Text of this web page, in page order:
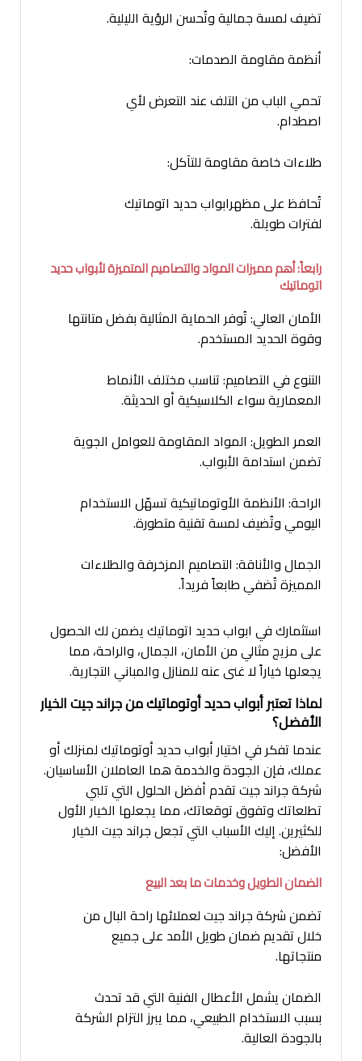
تضيف لمسة جمالية وتُحسن الرؤية الليلية.
أنظمة مقاومة الصدمات:
تحمي الباب من التلف عند التعرض لأي
اصطدام.
طلاءات خاصة مقاومة للتآكل:
تُحافظ على مظهرابواب حديد اتوماتيك
لفترات طويلة.
رابعاً: أهم مميزات المواد والتصاميم المتميزة لأبواب حديد
اتوماتيك
الأمان العالي: تُوفر الحماية المثالية بفضل متانتها
وقوة الحديد المستخدم.
التنوع في التصاميم: تناسب مختلف الأنماط
المعمارية سواء الكلاسيكية أو الحديثة.
العمر الطويل: المواد المقاومة للعوامل الجوية
تضمن استدامة الأبواب.
الراحة: الأنظمة الأوتوماتيكية تسهّل الاستخدام
اليومي وتُضيف لمسة تقنية متطورة.
الجمال والأناقة: التصاميم المزخرفة والطلاءات
المميزة تُضفي طابعاً فريداً.
استثمارك في ابواب حديد اتوماتيك يضمن لك الحصول
على مزيج مثالي من الأمان، الجمال، والراحة، مما
يجعلها خياراً لا غنى عنه للمنازل والمباني التجارية.
لماذا تعتبر أبواب حديد أوتوماتيك من جراند جيت الخيار
الأفضل؟
عندما تفكر في اختيار أبواب حديد أوتوماتيك لمنزلك أو
عملك، فإن الجودة والخدمة هما العاملان الأساسيان.
شركة جراند جيت تقدم أفضل الحلول التي تلبي
تطلعاتك وتفوق توقعاتك، مما يجعلها الخيار الأول
للكثيرين. إليك الأسباب التي تجعل جراند جيت الخيار
الأفضل:
الضمان الطويل وخدمات ما بعد البيع
تضمن شركة جراند جيت لعملائها راحة البال من
خلال تقديم ضمان طويل الأمد على جميع
منتجاتها.
الضمان يشمل الأعطال الفنية التي قد تحدث
بسبب الاستخدام الطبيعي، مما يبرز التزام الشركة
بالجودة العالية.